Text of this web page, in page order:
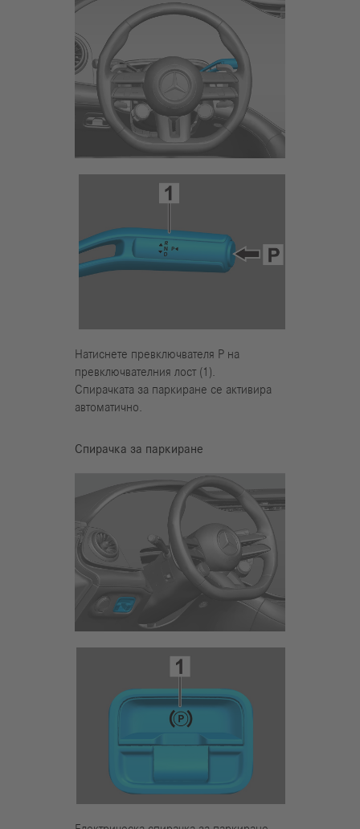
Натиснете превключвателя Р на
превключвателния лост (1).
Спирачката за паркиране се активира
автоматично.
Спирачка за паркиране